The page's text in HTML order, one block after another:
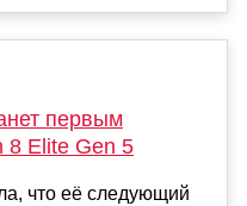
первым
8 Elite Gen 5
что её следующий